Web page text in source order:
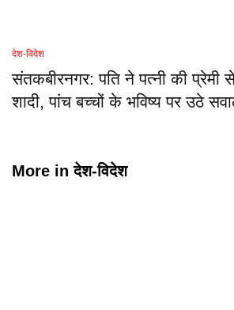
देश-विदेश
संतकबीरनगर: पति ने पत्नी की प्रेमी
शादी, पांच बच्चों के भविष्य पर उठे
More inदेश-विदेश